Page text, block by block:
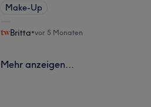
Make-Up
Britta•vor 5 Monaten
Mehr anzeigen...